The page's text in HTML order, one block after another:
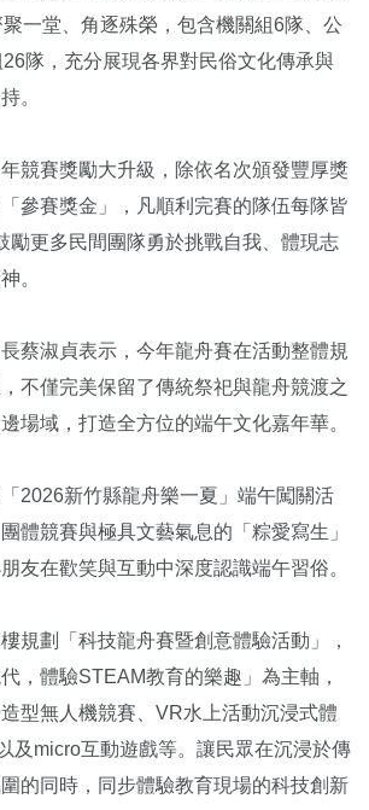
一堂、角逐殊榮，包含機關組6隊、公
隊，充分展現各界對民俗文化傳承與
。
競賽獎勵大升級，除依名次頒發豐厚獎
參賽獎金」，凡順利完賽的隊伍每隊皆
勵更多民間團隊勇於挑戰自我、體現志
。
蔡淑貞表示，今年龍舟賽在活動整體規
不僅完美保留了傳統祭祀與龍舟競渡之
場域，打造全方位的端午文化嘉年華。
2026新竹縣龍舟樂一夏」端午闖關活
體競賽與極具文藝氣息的「粽愛寫生」
友在歡笑與互動中深度認識端午習俗。
規劃「科技龍舟賽暨創意體驗活動」，
，體驗STEAM教育的樂趣」為主軸，
型無人機競賽、VR水上活動沉浸式體
及micro互動遊戲等。讓民眾在沉浸於傳
的同時，同步體驗教育現場的科技創新